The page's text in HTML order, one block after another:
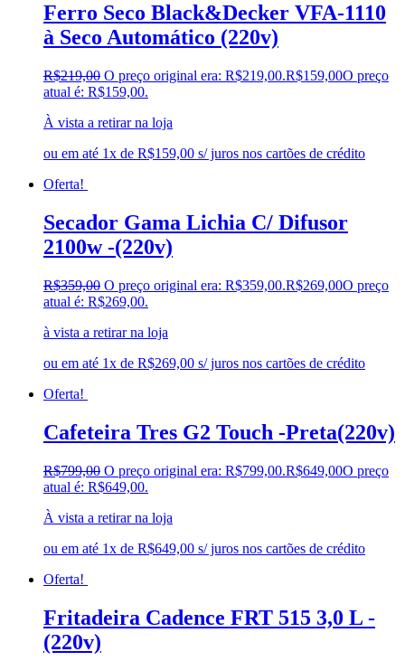
Ferro Seco Black&Decker VFA-1110
à Seco Automático (220v)
R$219,00 O preço original era: R$219,00.R$159,00O preço
atual é: R$159,00.
À vista a retirar na loja
ou em até 1x de R$159,00 s/ juros nos cartões de crédito
Oferta!
Secador Gama Lichia C/ Difusor
2100w -(220v)
R$359,00 O preço original era: R$359,00.R$269,00O preço
atual é: R$269,00.
à vista a retirar na loja
ou em até 1x de R$269,00 s/ juros nos cartões de crédito
Oferta!
Cafeteira Tres G2 Touch -Preta(220v)
R$799,00 O preço original era: R$799,00.R$649,00O preço
atual é: R$649,00.
À vista a retirar na loja
ou em até 1x de R$649,00 s/ juros nos cartões de crédito
Oferta!
Fritadeira Cadence FRT 515 3,0 L -
(220v)